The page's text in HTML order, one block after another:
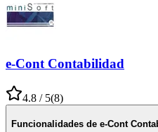
e-Cont Contabilidad
4.8 / 5(8)
Funcionalidades de e-Cont